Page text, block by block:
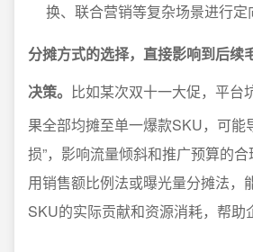
换、联合营销等复杂场景进行定
分摊方式的选择，直接影响到后续
决策。 比如某次双十一大促，平台
果全部均摊至单一爆款SKU，可能
损”，影响流量倾斜和推广预算的
用销售额比例法或曝光量分摊法，
SKU的实际贡献和资源消耗，帮助